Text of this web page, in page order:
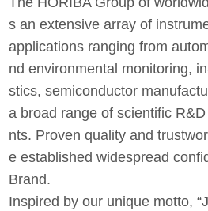
s an extensive array of
applications ranging from
nd environmental monitoring,
stics, semiconductor
a broad range of scientific
nts. Proven quality and
e established widespread
Brand.
Inspired by our unique motto,